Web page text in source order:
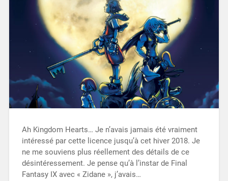
Ah Kingdom Hearts… Je n’avais jamais été vraiment
intéressé par cette licence jusqu’à cet hiver 2018. Je
ne me souviens plus réellement des détails de ce
désintéressement. Je pense qu’à l’instar de Final
Fantasy IX avec « Zidane », j’avais…